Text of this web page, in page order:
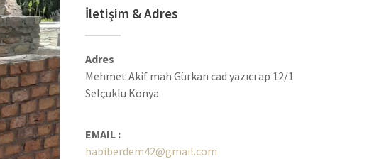
İletişim & Adres
Adres
Mehmet Akif mah Gürkan cad yazıcı ap 12/1
Selçuklu Konya
EMAIL :
habiberdem42@gmail.com